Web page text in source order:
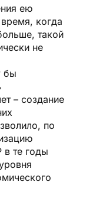
ею
когда
такой
не
бы
– создание
по
те годы